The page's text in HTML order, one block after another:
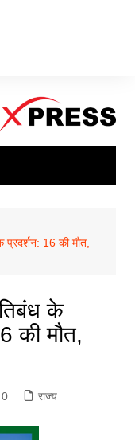
16 की मौत,
के
की मौत,
0 राज्य